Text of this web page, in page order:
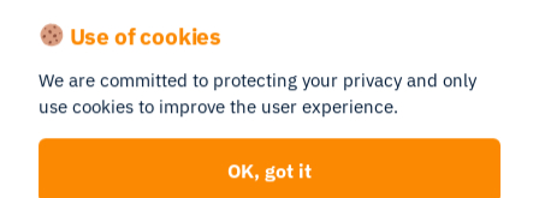
Domaines d'intérêt (AOI)
Zones d'intérêt (AOI) statiques et dynamiques et
Use of cookies
We are committed to protecting your privacy and only
use cookies to improve the user experience.
OK, got it